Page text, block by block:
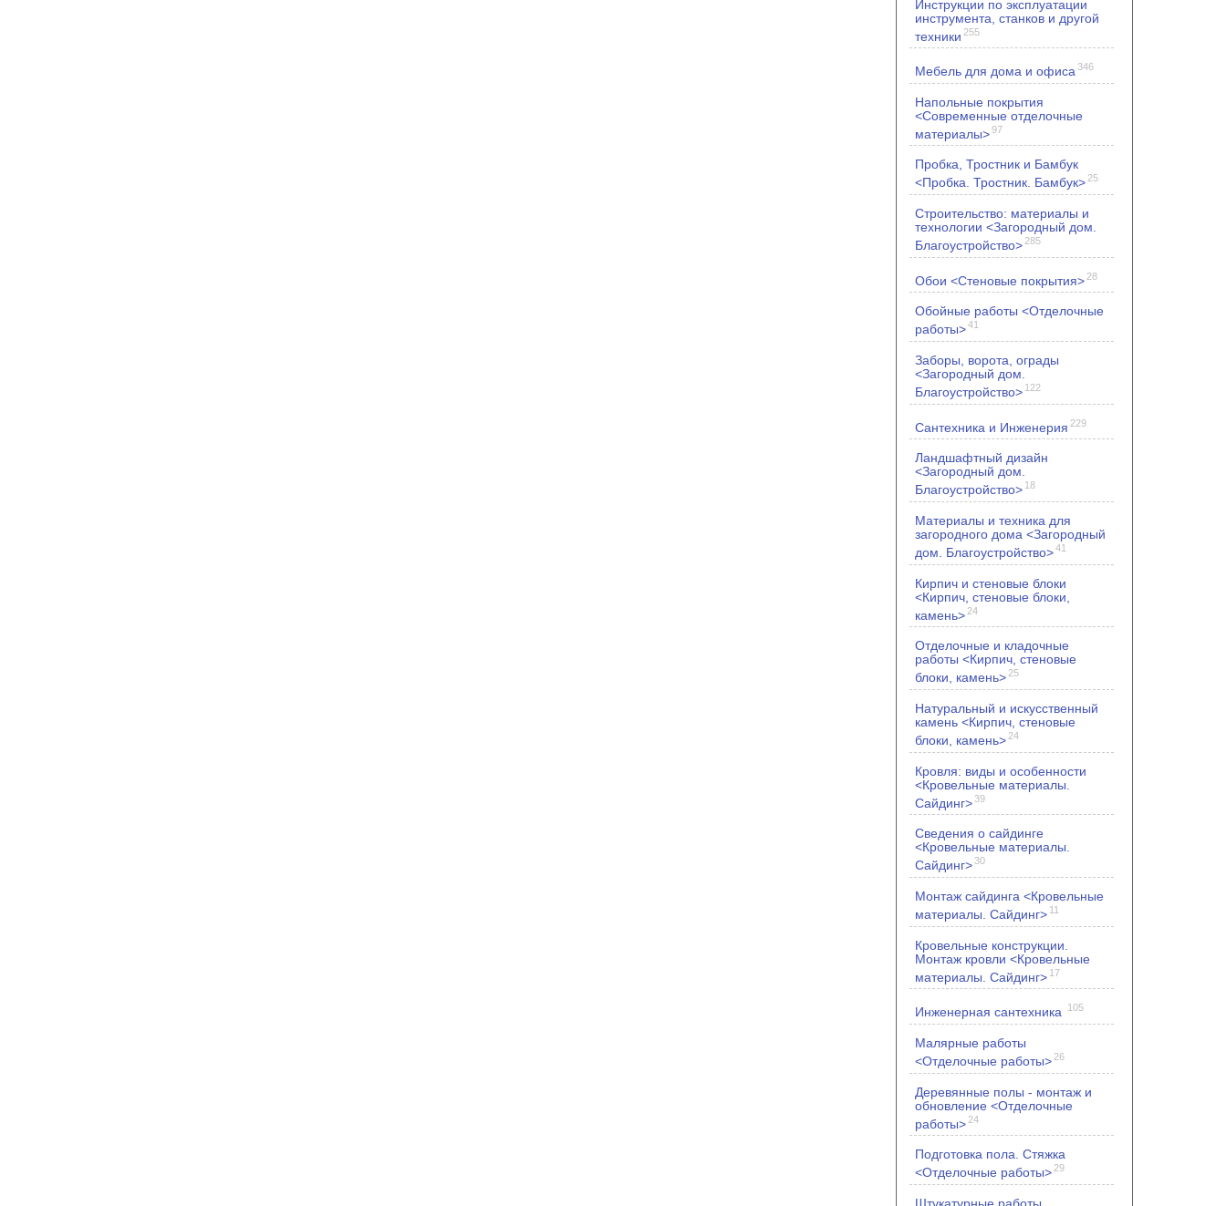
Инструкции по эксплуатации
инструмента, станков и другой
техники 255
Мебель для дома и офиса 346
Напольные покрытия
<Современные отделочные
материалы>97
Пробка, Тростник и Бамбук
<Пробка. Тростник. Бамбук>25
Строительство: материалы и
технологии <Загородный дом.
Благоустройство> 285
Обои <Стеновые покрытия> 28
Обойные работы <Отделочные
работы>41
Заборы, ворота, ограды
<Загородный дом.
Благоустройство> 122
Сантехника и Инженерия 229
Ландшафтный дизайн
<Загородный дом.
Благоустройство> 18
Материалы и техника для
загородного дома <Загородный
дом. Благоустройство>41
Кирпич и стеновые блоки
<Кирпич, стеновые блоки,
камень> 24
Отделочные и кладочные
работы <Кирпич, стеновые
блоки, камень> 25
Натуральный и искусственный
камень <Кирпич, стеновые
блоки, камень> 24
Кровля: виды и особенности
<Кровельные материалы.
Сайдинг>39
Сведения о сайдинге
<Кровельные материалы.
Сайдинг>30
Монтаж сайдинга <Кровельные
материалы. Сайдинг> 11
Кровельные конструкции.
Монтаж кровли <Кровельные
материалы. Сайдинг> 17
Инженерная сантехника 105
Малярные работы
<Отделочные работы> 26
Деревянные полы - монтаж и
обновление <Отделочные
работы> 24
Подготовка пола. Стяжка
<Отделочные работы> 29